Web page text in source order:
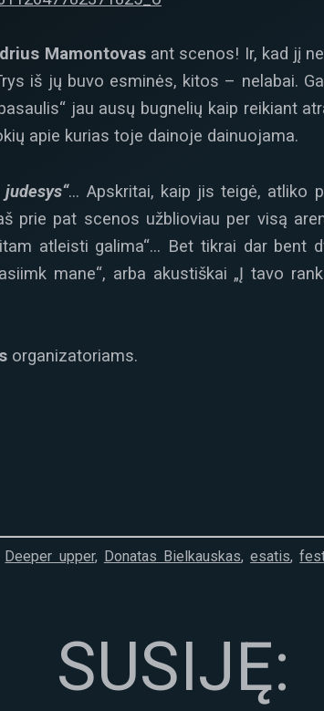
Mamontovasant scenos! Ir, kad jį
iš jų buvo esminės, kitos – nelabai.
jau ausų bugnelių kaip reikiant
apie kurias toje dainoje dainuojama.
judesys“… Apskritai, kaip jis teigė, atliko
prie pat scenos užblioviau per visą
atleisti galima“… Bet tikrai dar bent
mane“, arba akustiškai „Į tavo
organizatoriams.
Deeper upper, Donatas Bielkauskas,esatis,
SUSIJĘ: